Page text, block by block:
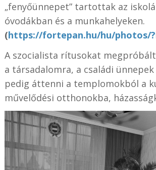
„fenyőünnepet” tartottak az
óvodákban és a munkahelyeken.
(https://fortepan.hu/hu/photos/
A szocialista rítusokat
a társadalomra, a családi
pedig áttenni a templomokból a
művelődési otthonokba,